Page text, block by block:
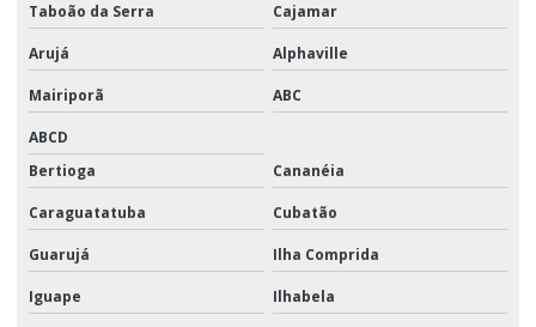
Taboão da Serra Cajamar
Arujá Alphaville
Mairiporã ABC
ABCD
Bertioga
Cananéia
Caraguatatuba Cubatão
Guarujá Ilha Comprida
Iguape Ilhabela